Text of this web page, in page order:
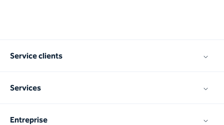
Service clients
Services
Entreprise